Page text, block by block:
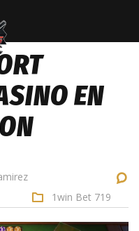
EN
1win Bet 719